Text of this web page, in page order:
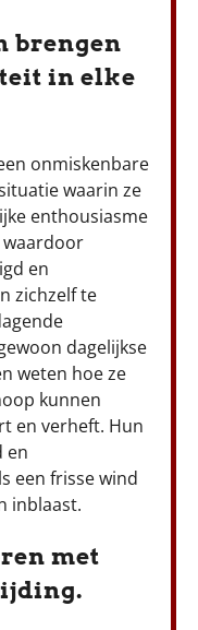
brengen
in elke
onmiskenbare
waarin ze
enthousiasme
waardoor
en
zichzelf te
dagelijkse
weten hoe ze
kunnen
en verheft. Hun
en
een frisse wind
inblaast.
met